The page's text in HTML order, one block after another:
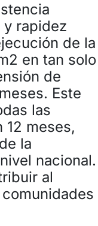
rapidez
de la
en tan solo
de
Este
las
meses,
la
nacional.
al